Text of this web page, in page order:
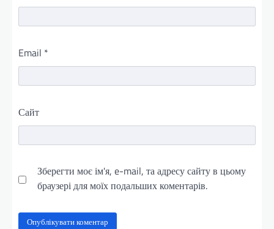
Email *
Сайт
Зберегти моє ім'я, e-mail, та адресу сайту в цьому
браузері для моїх подальших коментарів.